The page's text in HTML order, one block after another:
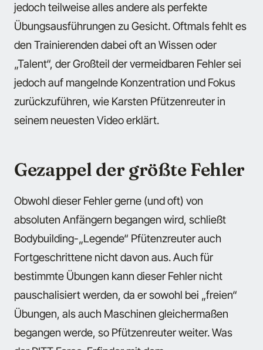
jedoch teilweise alles andere als perfekte
Übungsausführungen zu Gesicht. Oftmals fehlt es
den Trainierenden dabei oft an Wissen oder
„Talent“, der Großteil der vermeidbaren Fehler sei
jedoch auf mangelnde Konzentration und Fokus
zurückzuführen, wie Karsten Pfützenreuter in
seinem neuesten Video erklärt.
Gezappel der größte Fehler
Obwohl dieser Fehler gerne (und oft) von
absoluten Anfängern begangen wird, schließt
Bodybuilding-„Legende“ Pfütenzreuter auch
Fortgeschrittene nicht davon aus. Auch für
bestimmte Übungen kann dieser Fehler nicht
pauschalisiert werden, da er sowohl bei „freien“
Übungen, als auch Maschinen gleichermaßen
begangen werde, so Pfützenreuter weiter. Was